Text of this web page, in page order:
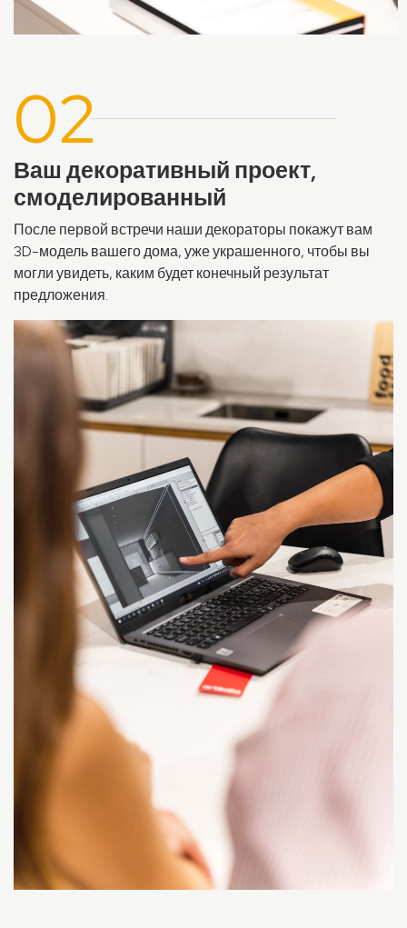
02
Ваш декоративный проект,
смоделированный
После первой встречи наши декораторы покажут вам
3D-модель вашего дома, уже украшенного, чтобы вы
могли увидеть, каким будет конечный результат
предложения.